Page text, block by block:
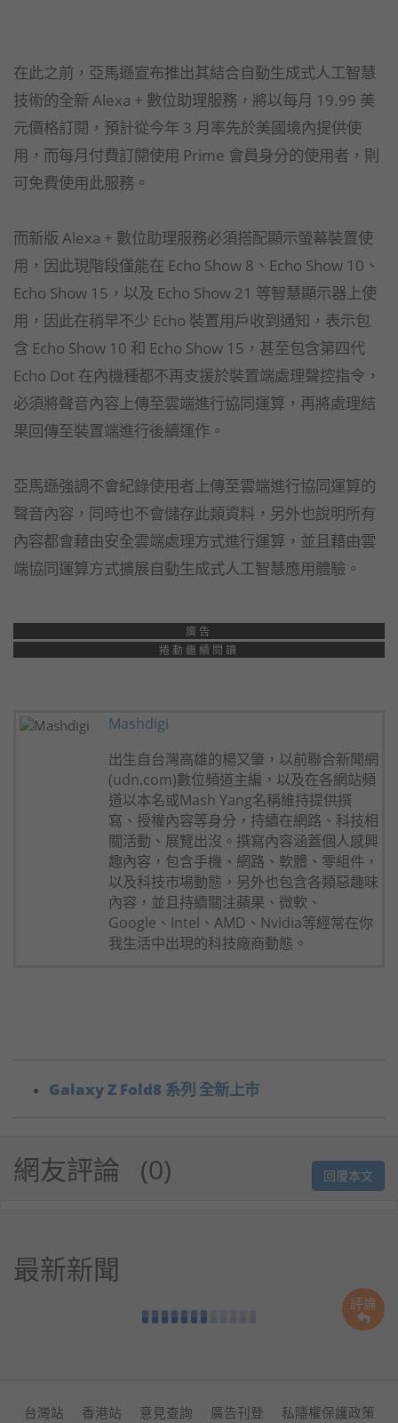
評論
在此之前，亞馬遜宣布推出其結合自動生成式人工智慧
技術的全新 Alexa + 數位助理服務，將以每月 19.99 美
元價格訂閱，預計從今年 3 月率先於美國境內提供使
用，而每月付費訂閱使用 Prime 會員身分的使用者，則
可免費使用此服務。
而新版 Alexa + 數位助理服務必須搭配顯示螢幕裝置使
用，因此現階段僅能在 Echo Show 8、Echo Show 10、
Echo Show 15，以及 Echo Show 21 等智慧顯示器上使
用，因此在稍早不少 Echo 裝置用戶收到通知，表示包
含 Echo Show 10 和 Echo Show 15，甚至包含第四代
Echo Dot 在內機種都不再支援於裝置端處理聲控指令，
必須將聲音內容上傳至雲端進行協同運算，再將處理結
果回傳至裝置端進行後續運作。
亞馬遜強調不會紀錄使用者上傳至雲端進行協同運算的
聲音內容，同時也不會儲存此類資料，另外也說明所有
內容都會藉由安全雲端處理方式進行運算，並且藉由雲
端協同運算方式擴展自動生成式人工智慧應用體驗。
廣告
捲動繼續閱讀
Mashdigi
出生自台灣高雄的楊又肇，以前聯合新聞網
(udn.com)數位頻道主編，以及在各網站頻
道以本名或Mash Yang名稱維持提供撰
寫、授權內容等身分，持續在網路、科技相
關活動、展覽出沒。撰寫內容涵蓋個人感興
趣內容，包含手機、網路、軟體、零組件，
以及科技市場動態，另外也包含各類惡趣味
內容，並且持續關注蘋果、微軟、
Google、Intel、AMD、Nvidia等經常在你
我生活中出現的科技廠商動態。
Galaxy Z Fold8 系列 全新上市
網友評論 0 回覆本文
最新新聞
台灣站 香港站 意見查詢 廣告刊登
私隱權保護政策